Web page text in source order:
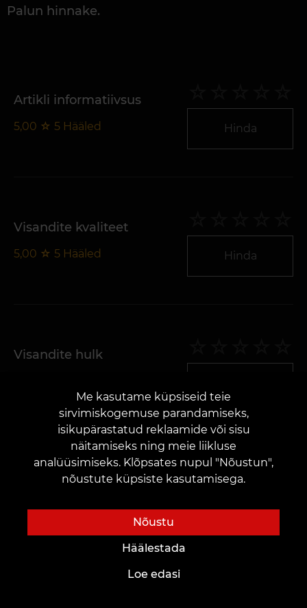
Palun hinnake.
Artikli informatiivsus
5,00 ☆ 5 Hääled Hinda
Visandite kvaliteet
5,00 ☆ 5 Hääled Hinda
Visandite hulk
Üldmulje
5,00☆ 5Hääled Hinda
Me kasutame küpsiseid teie
sirvimiskogemuse parandamiseks,
isikupärastatud reklaamide või sisu
näitamiseks ning meie liikluse
analüüsimiseks. Klõpsates nupul "Nõustun",
nõustute küpsiste kasutamisega.
Nõustu
Häälestada
Loe edasi